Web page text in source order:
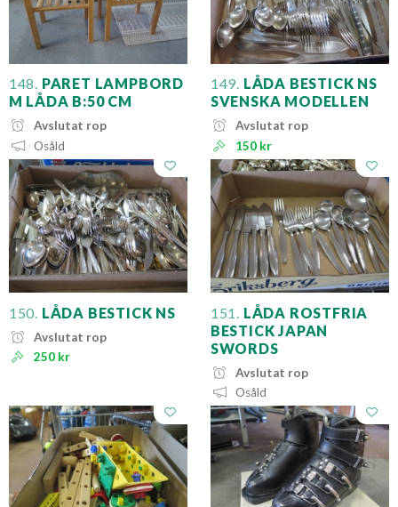
148. PARET LAMPBORD
M LÅDA B:50 CM
Avslutat rop
Osåld
149. LÅDA BESTICK NS
SVENSKA MODELLEN
Avslutat rop
150 kr
150. LÅDA BESTICK NS
Avslutat rop
250 kr
151. LÅDA ROSTFRIA
BESTICK JAPAN
SWORDS
Avslutat rop
Osåld